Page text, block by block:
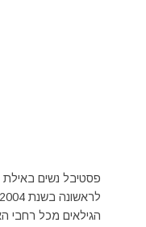
פסטיבל נשים באילת
הגילאים מכל רחבי